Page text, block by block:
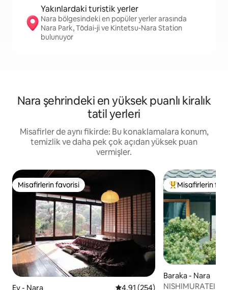
Yakınlardaki turistik yerler
Nara bölgesindeki en popüler yerler arasında
Nara Park, Tōdai-ji ve Kintetsu-Nara Station
bulunuyor
Nara şehrindeki en yüksek puanlı kiralık
tatil yerleri
Misafirler de aynı fikirde: Bu konaklamalara konum,
temizlik ve daha pek çok açıdan yüksek puan
vermişler.
Misafirlerin favorisi
Misafirlerin favorisi
Ev - Nara 5 üzerinden ortalama 4,91
4,91 (254)
Misafirlerin
Misafirlerin
Baraka - Nara
NISHIMURATEI